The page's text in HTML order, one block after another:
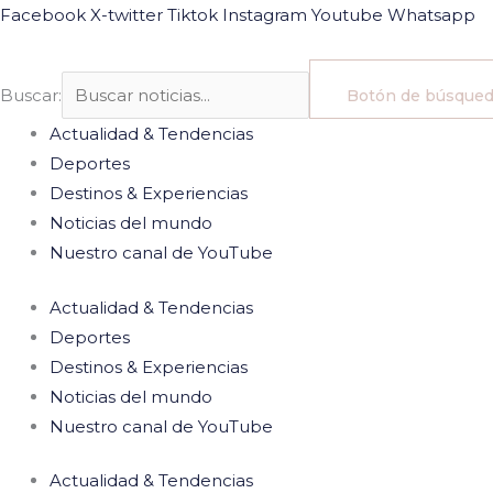
Ir
contenido
Facebook X-twitter Tiktok Instagram Youtube Whatsapp
Buscar: Botón de
Actualidad & Tendencias
Deportes
Destinos & Experiencias
Noticias del mundo
Nuestro canal de YouTube
Actualidad & Tendencias
Deportes
Destinos & Experiencias
Noticias del mundo
Nuestro canal de YouTube
Actualidad & Tendencias